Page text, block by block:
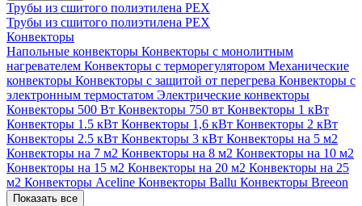
Трубы из сшитого полиэтилена PEX
Трубы из сшитого полиэтилена PEX
Конвекторы
Напольные конвекторы Конвекторы с монолитным
нагревателем Конвекторы с терморегулятором Механические
конвекторы Конвекторы с защитой от перегрева Конвекторы с
электронным термостатом Электрические конвекторы
Конвекторы 500 Вт Конвекторы 750 вт Конвекторы 1 кВт
Конвекторы 1.5 кВт Конвекторы 1,6 кВт Конвекторы 2 кВт
Конвекторы 2.5 кВт Конвекторы 3 кВт Конвекторы на 5 м2
Конвекторы на 7 м2 Конвекторы на 8 м2 Конвекторы на 10 м2
Конвекторы на 15 м2 Конвекторы на 20 м2 Конвекторы на 25
м2 Конвекторы Aceline Конвекторы Ballu Конвекторы Breeon
Показать все